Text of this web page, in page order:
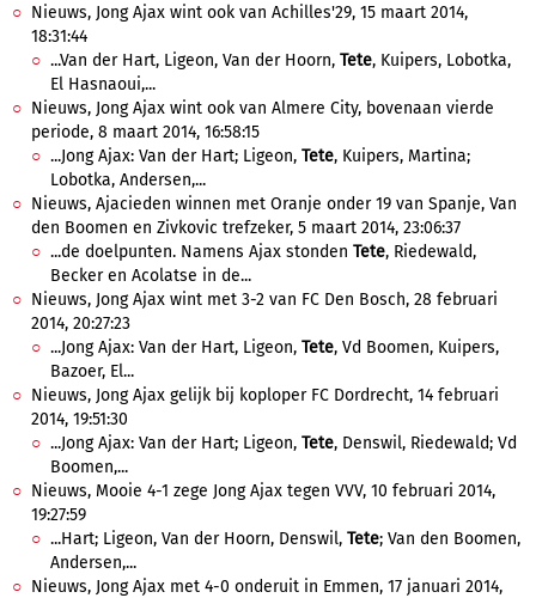
Nieuws, Jong Ajax wint ook van Achilles'29, 15 maart 2014,
18:31:44
...Van der Hart, Ligeon, Van der Hoorn, Tete, Kuipers, Lobotka,
El Hasnaoui,...
Nieuws, Jong Ajax wint ook van Almere City, bovenaan vierde
periode, 8 maart 2014, 16:58:15
...Jong Ajax: Van der Hart; Ligeon, Tete, Kuipers, Martina;
Lobotka, Andersen,...
Nieuws, Ajacieden winnen met Oranje onder 19 van Spanje, Van
den Boomen en Zivkovic trefzeker, 5 maart 2014, 23:06:37
...de doelpunten. Namens Ajax stonden Tete, Riedewald,
Becker en Acolatse in de...
Nieuws, Jong Ajax wint met 3-2 van FC Den Bosch, 28 februari
2014, 20:27:23
...Jong Ajax: Van der Hart, Ligeon, Tete, Vd Boomen, Kuipers,
Bazoer, El...
Nieuws, Jong Ajax gelijk bij koploper FC Dordrecht, 14 februari
2014, 19:51:30
...Jong Ajax: Van der Hart; Ligeon, Tete, Denswil, Riedewald; Vd
Boomen,...
Nieuws, Mooie 4-1 zege Jong Ajax tegen VVV, 10 februari 2014,
19:27:59
...Hart; Ligeon, Van der Hoorn, Denswil, Tete; Van den Boomen,
Andersen,...
Nieuws, Jong Ajax met 4-0 onderuit in Emmen, 17 januari 2014,